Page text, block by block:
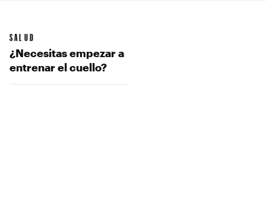
SALUD
¿Necesitas empezar a
entrenar el cuello?